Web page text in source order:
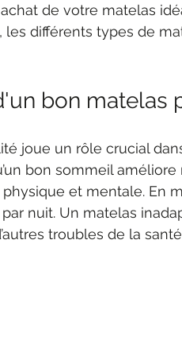
de votre matelas
les différents types de
bon matelas
joue un rôle crucial
bon sommeil
et mentale. En
nuit. Un matelas
troubles de la